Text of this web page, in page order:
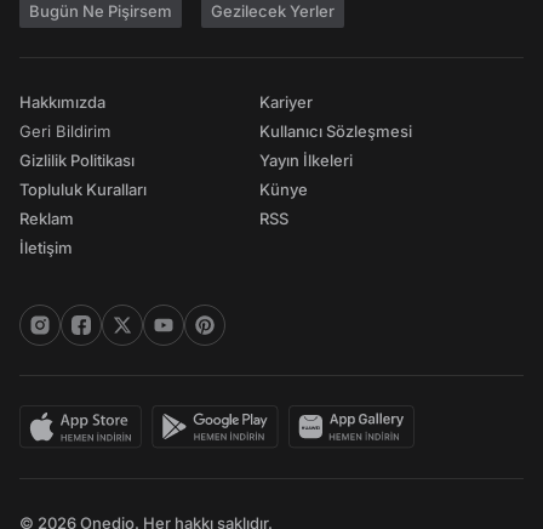
Bugün Ne Pişirsem Gezilecek Yerler
Hakkımızda
Geri Bildirim
Gizlilik Politikası
Topluluk Kuralları
Reklam
İletişim
Kariyer
Kullanıcı Sözleşmesi
Yayın İlkeleri
Künye
RSS
© 2026 Onedio. Her hakkı saklıdır.